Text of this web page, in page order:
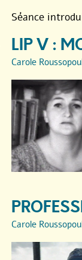
Séance
LIP V :
Carole
Carole